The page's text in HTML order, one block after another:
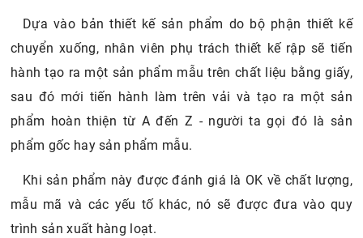
Dựa vào bản thiết kế sản phẩm do bộ phận thiết kế
chuyển xuống, nhân viên phụ trách thiết kế rập sẽ tiến
hành tạo ra một sản phẩm mẫu trên chất liệu bằng giấy,
sau đó mới tiến hành làm trên vải và tạo ra một sản
phẩm hoàn thiện từ A đến Z - người ta gọi đó là sản
phẩm gốc hay sản phẩm mẫu.
Khi sản phẩm này được đánh giá là OK về chất lượng,
mẫu mã và các yếu tố khác, nó sẽ được đưa vào quy
trình sản xuất hàng loạt.